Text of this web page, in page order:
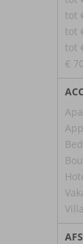
tot
tot
tot
€
Villa